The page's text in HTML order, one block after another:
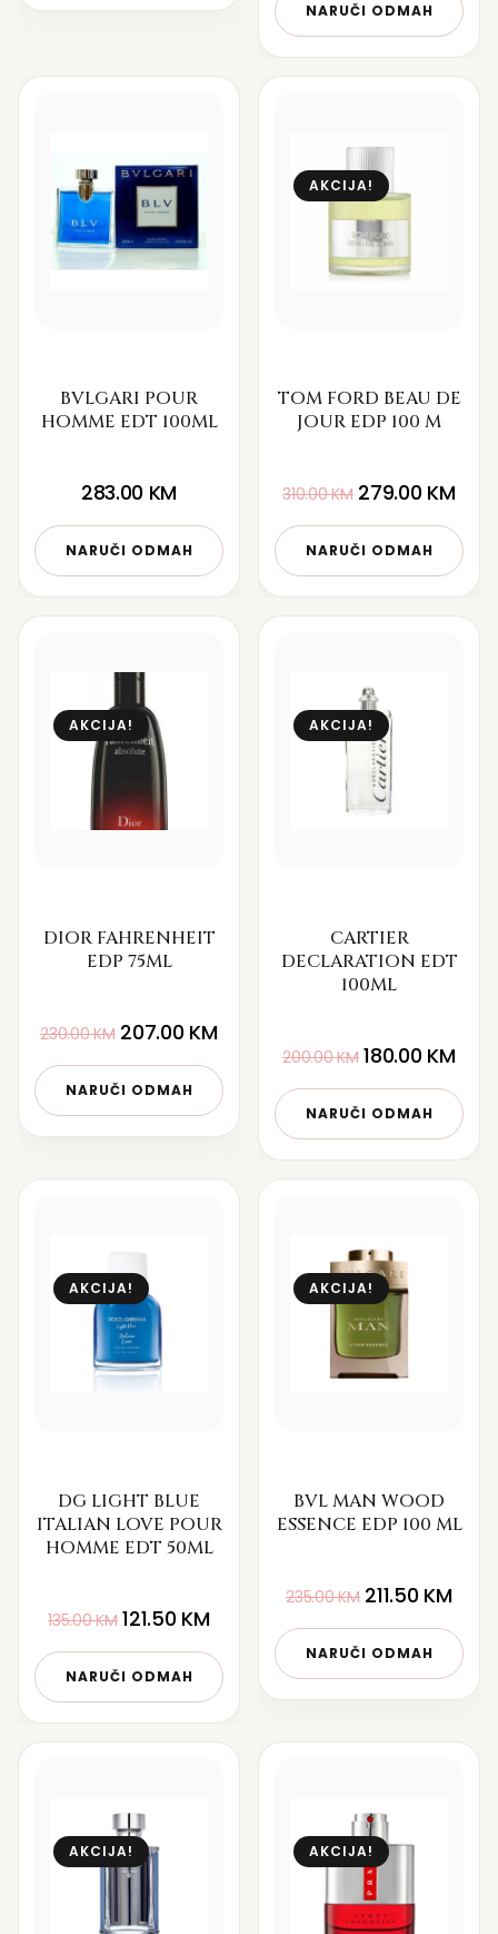
NARUČI ODMAH
BVLGARI POUR
HOMME EDT 100ML
283.00 KM
NARUČI ODMAH
AKCIJA!
TOM FORD BEAU DE
JOUR EDP 100 M
310.00KM 279.00 KM
NARUČI ODMAH
AKCIJA!
DIOR FAHRENHEIT
EDP 75ML
230.00KM 207.00 KM
NARUČI ODMAH
AKCIJA!
CARTIER
DECLARATION EDT
100ML
200.00KM 180.00 KM
NARUČI ODMAH
AKCIJA!
DG LIGHT BLUE
ITALIAN LOVE POUR
HOMME EDT 50ML
135.00KM 121.50 KM
NARUČI ODMAH
AKCIJA!
BVL MAN WOOD
ESSENCE EDP 100 ML
235.00KM 211.50 KM
NARUČI ODMAH
AKCIJA! AKCIJA!